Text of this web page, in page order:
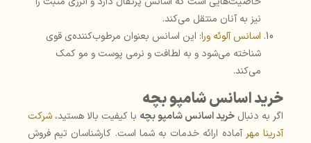
نیز به آنان منتقل می‌کند.
اسانس آلوئه ورا: این اسانس بعنوان مرطوب‌کننده‌ی قوی
شناخته می‌شود و به لطافت و نرمی پوست و مو کمک
می‌کند.
خرید اسانس شامپو بچه
اگر به دنبال خرید اسانس شامپو بچه با کیفیت بالا هستید، شرکت
آدرینا مهر آماده ارائه خدمات به شما است. کارشناسان تیم فروش